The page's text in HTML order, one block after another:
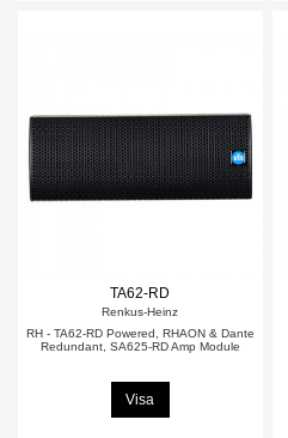
TA62-RD
Renkus-Heinz
RH - TA62-RD Powered, RHAON & Dante
Redundant, SA625-RD Amp Module
Visa